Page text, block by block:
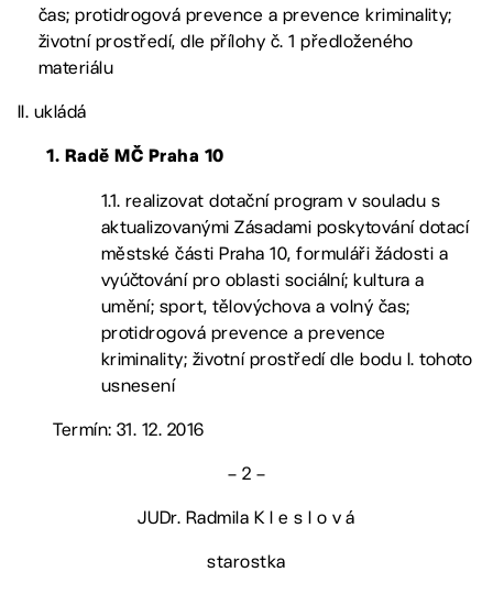
čas; protidrogová prevence a prevence kriminality;
životní prostředí, dle přílohy č. 1 předloženého
materiálu
II. ukládá
1. Radě MČ Praha 10
1.1. realizovat dotační program v souladu s
aktualizovanými Zásadami poskytování dotací
městské části Praha 10, formuláři žádosti a
vyúčtování pro oblasti sociální; kultura a
umění; sport, tělovýchova a volný čas;
protidrogová prevence a prevence
kriminality; životní prostředí dle bodu I. tohoto
usnesení
Termín: 31. 12. 2016
– 2 –
JUDr. Radmila K l e s l o v á
starostka